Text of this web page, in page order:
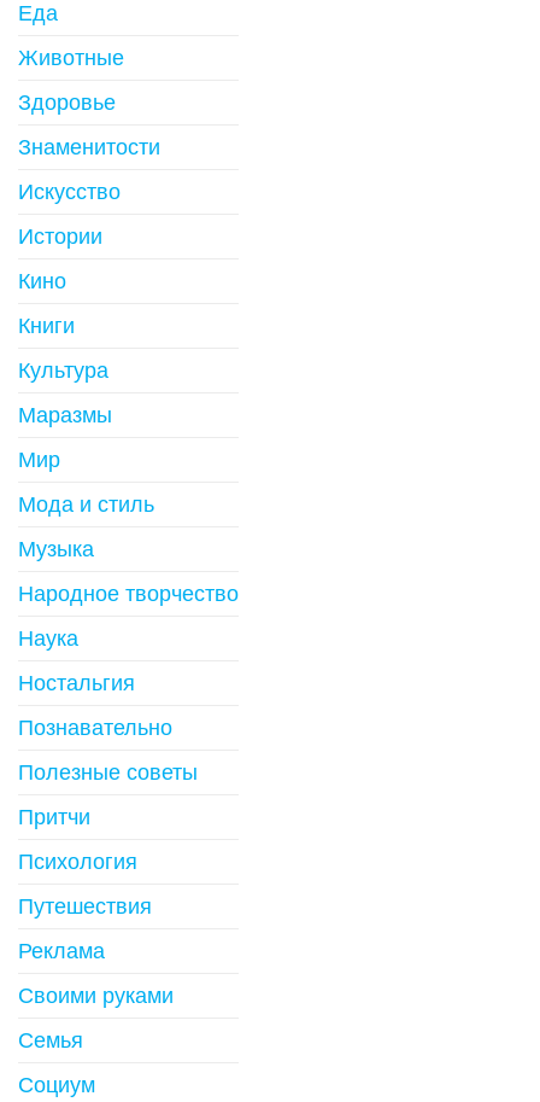
Еда
Животные
Здоровье
Знаменитости
Искусство
Истории
Кино
Книги
Культура
Маразмы
Мир
Мода и стиль
Музыка
Народное творчество
Наука
Ностальгия
Познавательно
Полезные советы
Притчи
Психология
Путешествия
Реклама
Своими руками
Семья
Социум